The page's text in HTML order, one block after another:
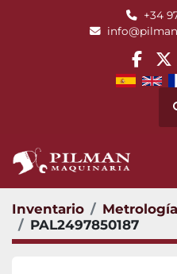
+34
Inventario Metrología
PAL2497850187